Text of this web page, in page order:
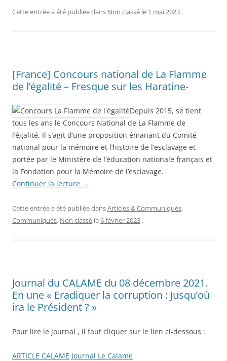
Cette entrée a été publiée dans Non classé le 1 mai 2023 .
[France] Concours national de La Flamme
de l’égalité – Fresque sur les Haratine-
Depuis 2015, se tient
tous les ans le Concours National de La Flamme de
l’égalité. Il s’agit d’une proposition émanant du Comité
national pour la mémoire et l’histoire de l’esclavage et
portée par le Ministère de l’éducation nationale français et
la Fondation pour la Mémoire de l’esclavage.
Continuer la lecture →
Cette entrée a été publiée dansArticles & Communiqués,
Communiqués, Non classé le6 février 2023 .
Journal du CALAME du 08 décembre 2021.
En une « Eradiquer la corruption : Jusqu’où
ira le Président ? »
Pour lire le journal , il faut cliquer sur le lien ci-dessous :
ARTICLE CALAME Journal Le Calame